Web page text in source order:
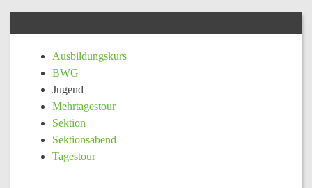
Ausbildungskurs
BWG
Jugend
Mehrtagestour
Sektion
Sektionsabend
Tagestour